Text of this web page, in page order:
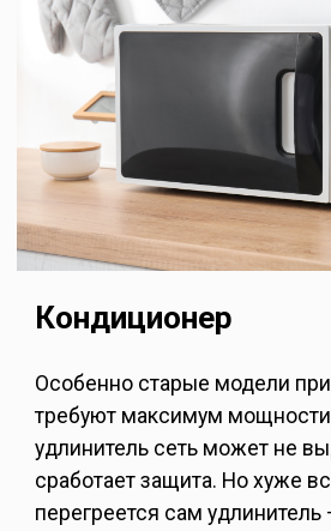
Кондиционер
Особенно старые модели
требуют максимум
удлинитель сеть может не
сработает защита. Но хуже
перегреется сам удлинитель